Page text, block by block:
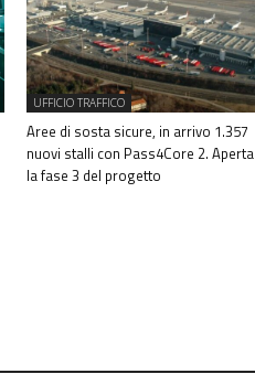
UFFICIO TRAFFICO
Aree di sosta sicure, in arrivo 1.357
nuovi stalli con Pass4Core 2. Aperta
la fase 3 del progetto